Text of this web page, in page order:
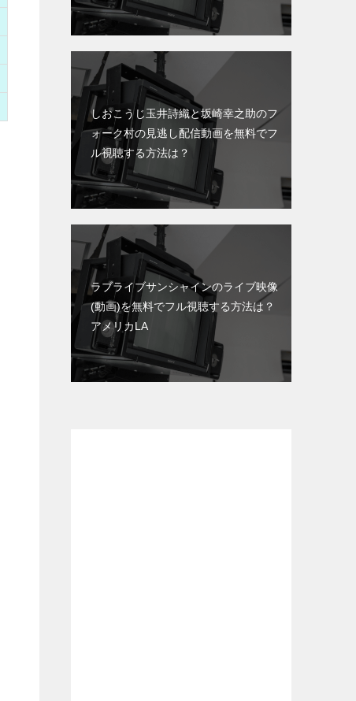
しおこうじ玉井詩織と坂崎幸之助のフ
ォーク村の見逃し配信動画を無料でフ
ル視聴する方法は？
ラブライブサンシャインのライブ映像
(動画)を無料でフル視聴する方法は？
アメリカLA